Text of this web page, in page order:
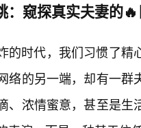
：窥探真实夫妻的
的时代，我们习惯了精
络的另一端，却有一
、浓情蜜意，甚至是